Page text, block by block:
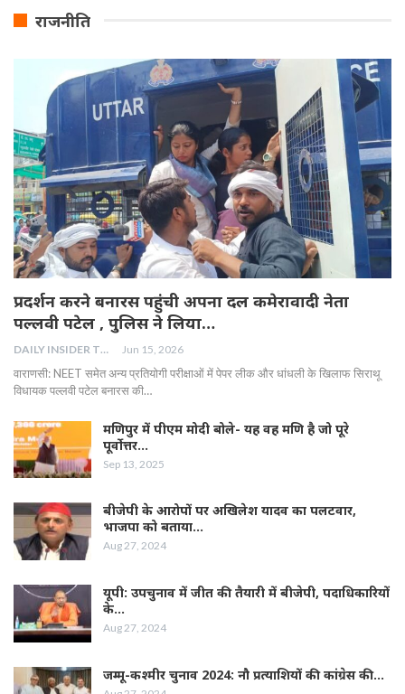
राजनीति
प्रदर्शन करने बनारस पहुंची अपना दल कमेरावादी नेता
पल्लवी पटेल , पुलिस ने लिया…
DAILY INSIDER TEAM Jun 15, 2026
वाराणसी: NEET समेत अन्य प्रतियोगी परीक्षाओं में पेपर लीक और धांधली के खिलाफ सिराथू
विधायक पल्लवी पटेल बनारस की…
मणिपुर में पीएम मोदी बोले- यह वह मणि है जो पूरे
पूर्वोत्तर…
Sep 13, 2025
बीजेपी के आरोपों पर अखिलेश यादव का पलटवार,
भाजपा को बताया…
Aug 27, 2024
यूपी: उपचुनाव में जीत की तैयारी में बीजेपी, पदाधिकारियों
के…
Aug 27, 2024
जम्‍मू-कश्‍मीर चुनाव 2024: नौ प्रत्‍याशियों की कांग्रेस की…